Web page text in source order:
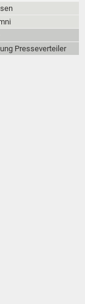
Presseverteiler